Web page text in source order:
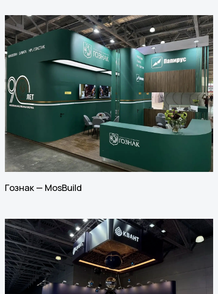
Гознак — MosBuild